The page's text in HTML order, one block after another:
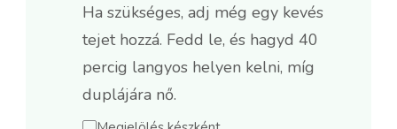
Ha szükséges, adj még egy kevés
tejet hozzá. Fedd le, és hagyd 40
percig langyos helyen kelni, míg
duplájára nő.